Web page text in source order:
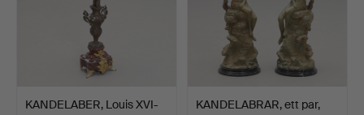
KANDELABER, Louis XVI-
KANDELABRAR, ett par,